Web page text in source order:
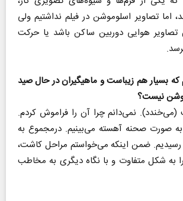
اما تصاویر اسلوموشن در فیلم نداشتیم ولی
هوایی دوربین ساکن باشد یا حرکت
بسیار هم زیباست و ماهیگیران در حال صید
نیست؟
نمی‌دانم چرا آن را فراموش کردم.
صورت صحنه آهسته می‌بینیم. درمجموع به
رسیدیم. ضمن اینکه می‌خواستم مراحل کاشت،
به شکل متفاوت و با نگاه دیگری به مخاطب